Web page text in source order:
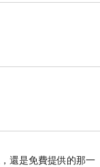
還是免費提供的那一